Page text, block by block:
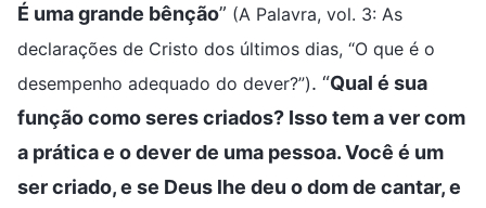
É uma grande bênção” (A Palavra, vol. 3: As
declarações de Cristo dos últimos dias, “O que é o
desempenho adequado do dever?”). “Qual é sua
função como seres criados? Isso tem a ver com
a prática e o dever de uma pessoa. Você é um
ser criado, e se Deus lhe deu o dom de cantar, e